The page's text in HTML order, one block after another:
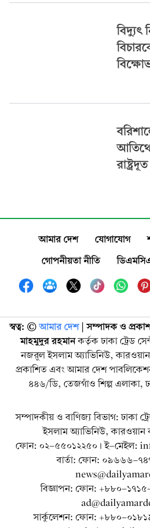
বিদ্যুৎ
রাষ্ট্রদূত
আমার দেশ যোগাযোগ
গোপনীয়তা নীতি
স্বত্ব: ©️ আমার দেশ| সম্পাদক ও
মাহমুদুর রহমানকর্তৃক ঢাকা ট্রেড
নজরুল ইসলাম অ্যাভিনিউ,
প্রকাশিত এবং আমার দেশ
৪৪৬/ডি, তেজগাঁও শিল্প এলাকা,
সম্পাদকীয় ও বাণিজ্য বিভাগ: ঢাকা
ইসলাম অ্যাভিনিউ, কারওয়ান
ফোন: ০২-৫৫০১২২৫০। ই-মেইল:
বার্তা: ফোন: ০৯৬৬৬-
বিজ্ঞাপন: ফোন: +৮৮০-
সার্কুলেশন: ফোন: +৮৮০-